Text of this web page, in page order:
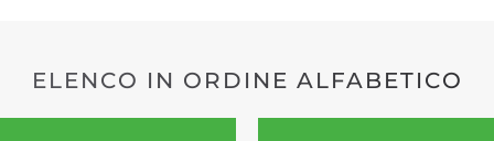
ELENCO IN ORDINE ALFABETICO